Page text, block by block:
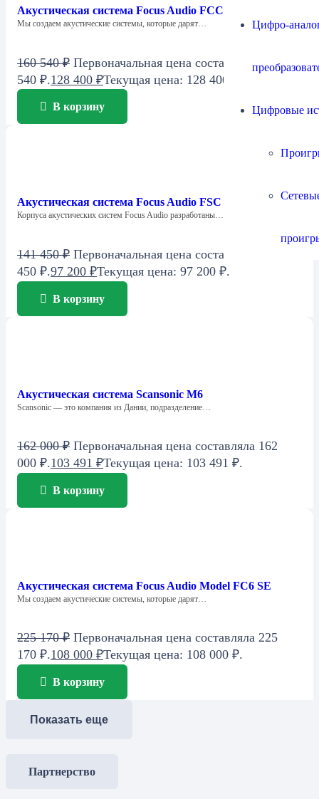
Цифро-
Цифровые
Акустическая система Focus Audio FCC 2 SE Center
Мы создаем акустические системы, которые дарят…
160 540₽ Первоначальная цена составляла 160
540 ₽.128 400 ₽Текущая цена: 128 400 ₽.
В корзину
Акустическая система Focus Audio FSC 1 SE Center
Корпуса акустических систем Focus Audio разработаны…
141 450₽ Первоначальная цена составляла 141
450 ₽.97 200 ₽Текущая цена: 97 200 ₽.
В корзину
Акустическая система Scansonic M6
Scansonic — это компания из Дании, подразделение…
162 000₽ Первоначальная цена составляла 162
000 ₽.103 491 ₽Текущая цена: 103 491 ₽.
В корзину
Акустическая система Focus Audio Model FC6 SE
Мы создаем акустические системы, которые дарят…
225 170₽ Первоначальная цена составляла 225
170 ₽.108 000 ₽Текущая цена: 108 000 ₽.
В корзину
Показать еще
Партнерство